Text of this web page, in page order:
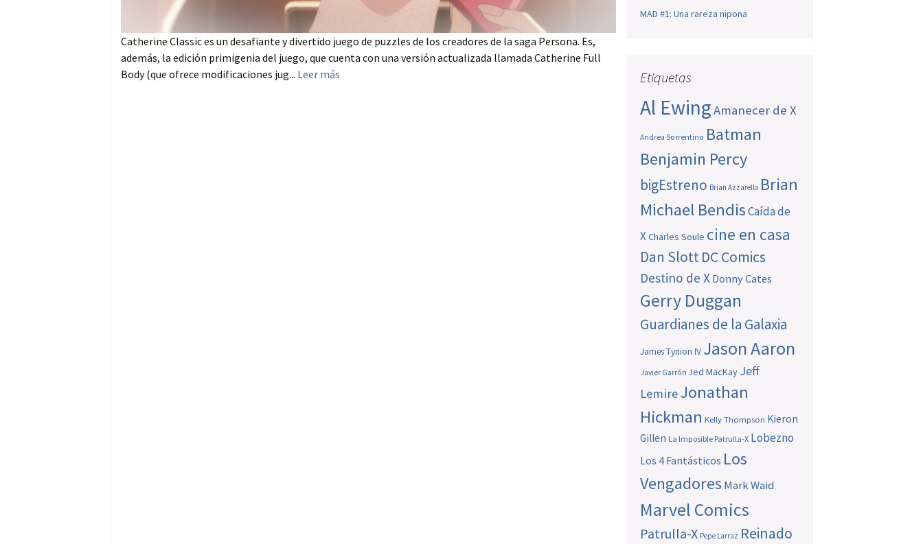
Catherine Classic es un desafiante y divertido juego de puzzles de los creadores de la saga Persona. Es,
además, la edición primigenia del juego, que cuenta con una versión actualizada llamada Catherine Full
Body (que ofrece modificaciones jug... Leer más
MAD #1: Una rareza nipona
Etiquetas
Al EwingAmanecer de X
Andrea Sorrentino Batman
Benjamin Percy
bigEstreno Brian Azzarello Brian
Michael BendisCaída de
XCharles Soule cine en casa
Dan SlottDC Comics
Destino de X Donny Cates
Gerry Duggan
Guardianes de la Galaxia
James Tynion IV Jason Aaron
Javier Garrón Jed MacKay Jeff
LemireJonathan
Hickman Kelly Thompson Kieron
Gillen La Imposible Patrulla-X Lobezno
Los 4 Fantásticos Los
Vengadores Mark Waid
Marvel Comics
Patrulla-X Pepe Larraz Reinado